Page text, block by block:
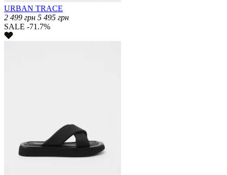
URBAN TRACE
2 499 грн 5 495 грн
SALE -71.7%